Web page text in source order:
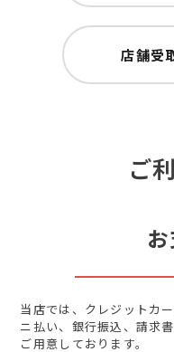
店舗受
ご
当店では、クレジットカ
ニ払い、銀行振込、請求
ご用意しております。